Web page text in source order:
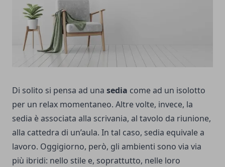
Di solito si pensa ad una sedia come ad un isolotto
per un relax momentaneo. Altre volte, invece, la
sedia è associata alla scrivania, al tavolo da riunione,
alla cattedra di un’aula. In tal caso, sedia equivale a
lavoro. Oggigiorno, però, gli ambienti sono via via
più ibridi: nello stile e, soprattutto, nelle loro